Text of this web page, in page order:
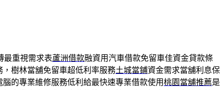
最重視需求表蘆洲借款融資用汽車借款免留車佳資金貸款條
樹林當舖免留車超低利率服務土城當鋪資金需求當舖利息保
腦的專業維修服務低利給最快速專業借款使用桃園當舖推薦是